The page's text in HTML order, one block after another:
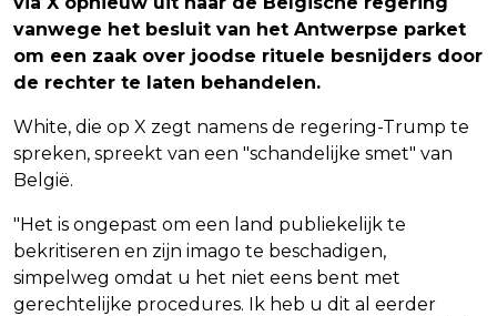
vanwege het besluit van het Antwerpse parket
om een zaak over joodse rituele besnijders door
de rechter te laten behandelen.
White, die op X zegt namens de regering-Trump te
spreken, spreekt van een "schandelijke smet" van
België.
"Het is ongepast om een land publiekelijk te
bekritiseren en zijn imago te beschadigen,
simpelweg omdat u het niet eens bent met
gerechtelijke procedures. Ik heb u dit al eerder